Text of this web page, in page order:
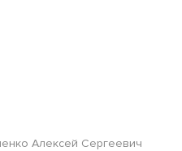
Алексей Сергеевич